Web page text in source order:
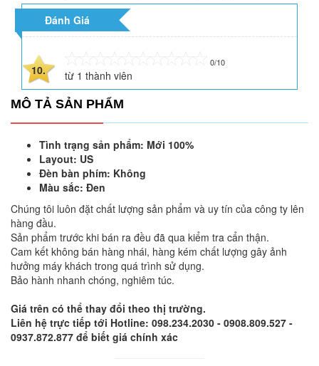
Đánh Giá
10.
0/10
từ 1 thành viên
MÔ TẢ SẢN PHẨM
Tình trạng sản phẩm: Mới 100%
Layout: US
Đèn bàn phím: Không
Màu sắc: Đen
Chúng tôi luôn đặt chất lượng sản phẩm và uy tín của công ty lên
hàng đầu.
Sản phẩm trước khi bán ra đều đã qua kiểm tra cẩn thận.
Cam kết không bán hàng nhái, hàng kém chất lượng gây ảnh
hưởng máy khách trong quá trình sử dụng.
Bảo hành nhanh chóng, nghiêm túc.
Giá trên có thể thay đổi theo thị trường.
Liên hệ trực tiếp tới Hotline: 098.234.2030 - 0908.809.527 -
0937.872.877 để biết giá chính xác